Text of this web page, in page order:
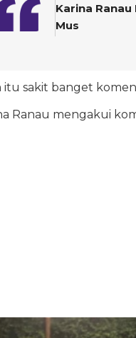
Karina
Mus
itu sakit banget
Ranau mengakui